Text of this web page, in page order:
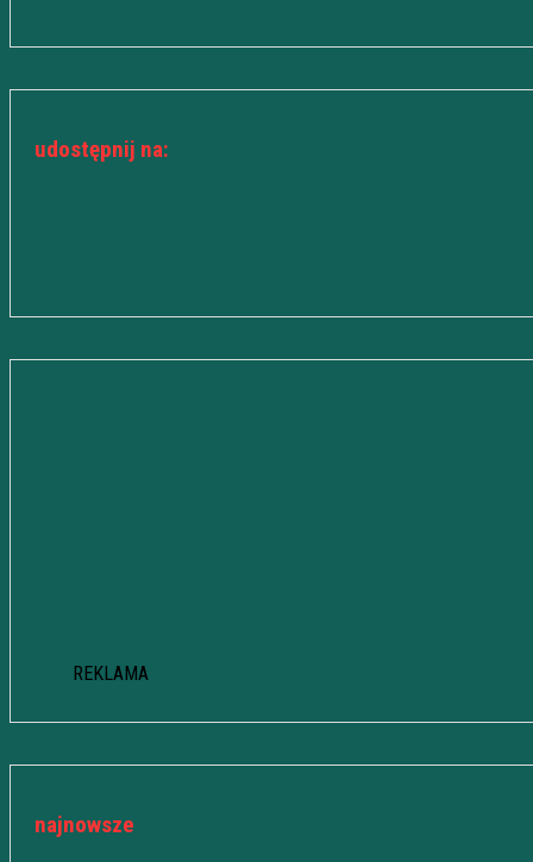
udostępnij na:
REKLAMA
najnowsze